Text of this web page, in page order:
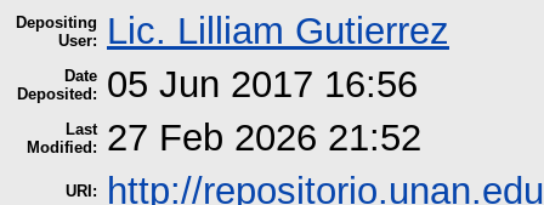
Depositing
User:
Lic. Lilliam Gutierrez
Date
Deposited:
05 Jun 2017 16:56
Last
Modified:
27 Feb 2026 21:52
URI: http://